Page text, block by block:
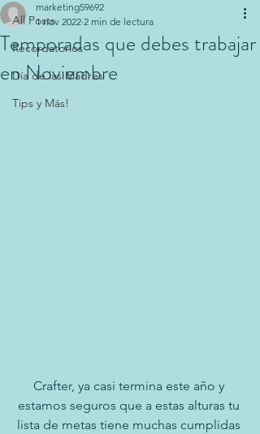
All Posts
Recordatorios
Día de las Madres
Tips y Más!
Temporadas que debes trabajar
en Noviembre
marketing59692
1 nov 2022 2 min de lectura
Crafter, ya casi termina este año y
estamos seguros que a estas alturas tu
lista de metas tiene muchas cumplidas